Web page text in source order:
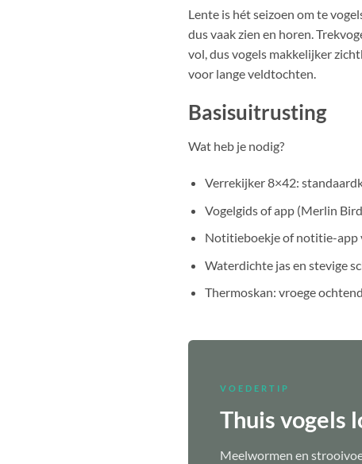
Lente is hét seizoen om te
dus vaak zien en horen.
vol, dus vogels makkelijker
voor lange veldtochten.
Basisuitrusting
Wat heb je nodig?
Verrekijker 8×42:
Vogelgids of app (Merlin
Notitieboekje of notitie-app
Waterdichte jas en stevige
Thermoskan: vroege
VOEDERTIP
Thuis vogels
Meelwormen en